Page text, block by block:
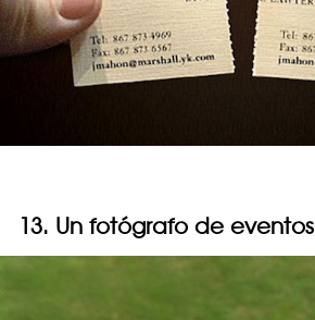
13. Un fotógrafo de eventos